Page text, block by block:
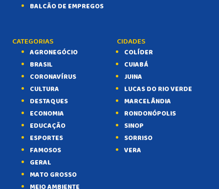
BALCÃO DE EMPREGOS
CATEGORIAS
AGRONEGÓCIO
BRASIL
CORONAVÍRUS
CULTURA
DESTAQUES
ECONOMIA
EDUCAÇÃO
ESPORTES
FAMOSOS
GERAL
MATO GROSSO
CIDADES
COLÍDER
CUIABÁ
JUINA
LUCAS DO RIO VERDE
MARCELÂNDIA
RONDONÓPOLIS
SINOP
SORRISO
VERA